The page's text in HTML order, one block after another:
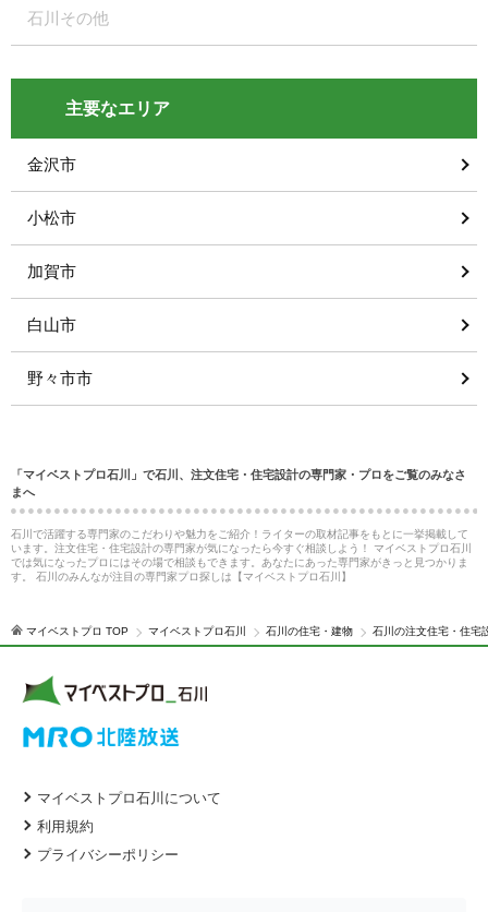
石川その他
主要なエリア
金沢市
小松市
加賀市
白山市
野々市市
「マイベストプロ石川」で石川、注文住宅・住宅設計の専門家・プロをご覧のみなさ
まへ
石川で活躍する専門家のこだわりや魅力をご紹介！ライターの取材記事をもとに一挙掲載して
います。注文住宅・住宅設計の専門家が気になったら今すぐ相談しよう！ マイベストプロ石川
では気になったプロにはその場で相談もできます。あなたにあった専門家がきっと見つかりま
す。 石川のみんなが注目の専門家プロ探しは【マイベストプロ石川】
マイベストプロ TOP マイベストプロ石川 石川の住宅・建物 石川の注文住宅・住宅
マイベストプロ石川について
利用規約
プライバシーポリシー